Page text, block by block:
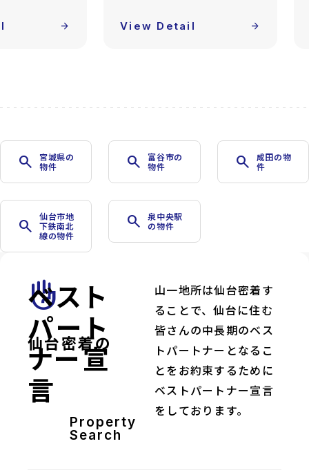
arrow_forward View Detail arrow_forward
search
宮城県の
物件
search
富谷市の
物件
search
成田の物
件
search
仙台市地
下鉄南北
線の物件
search
泉中央駅
の物件
front_hand
仙台密着の
ベスト
パート
ナー宣
言
Property
Search
山一地所は仙台密着す
ることで、仙台に住む
皆さんの中長期のベス
トパートナーとなるこ
とをお約束するために
ベストパートナー宣言
をしております。